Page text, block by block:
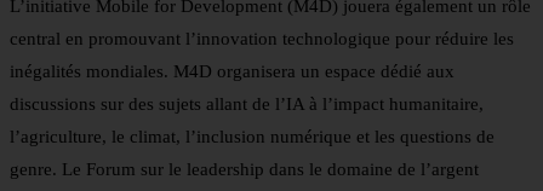
L’initiative Mobile for Development (M4D) jouera également un rôle
central en promouvant l’innovation technologique pour réduire les
inégalités mondiales. M4D organisera un espace dédié aux
discussions sur des sujets allant de l’IA à l’impact humanitaire,
l’agriculture, le climat, l’inclusion numérique et les questions de
genre. Le Forum sur le leadership dans le domaine de l’argent